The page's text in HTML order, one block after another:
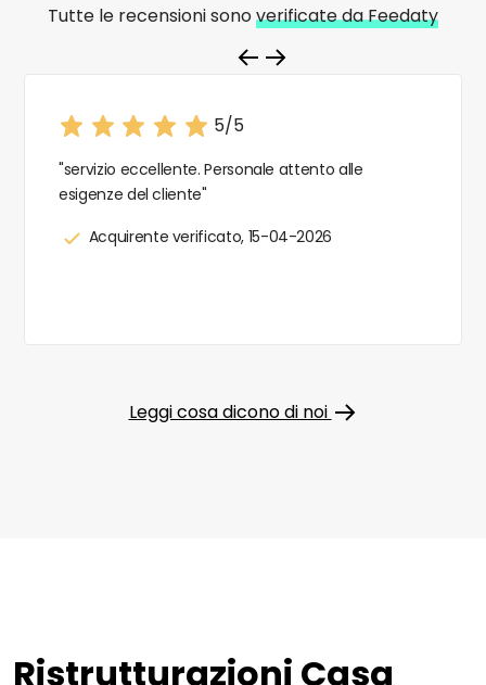
Tutte le recensioni sonoverificate da Feedaty
5/5
"servizio eccellente. Personale attento alle
esigenze del cliente"
Acquirente verificato, 15-04-2026
Leggi cosa dicono di noi
Ristrutturazioni Casa